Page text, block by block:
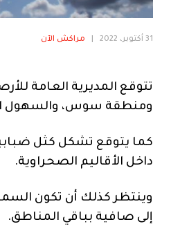
31 أكتوبر، 2022 مراكش الآن
تتوقع المديرية العامة
ومنطقة سوس، والسهول
كما يتوقع تشكل كثل
داخل الأقاليم الصحراوية.
وينتظر كذلك أن تكون
إلى صافية بباقي المناطق.